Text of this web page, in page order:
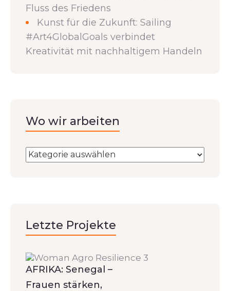
Fluss des Friedens
Kunst für die Zukunft: Sailing
#Art4GlobalGoals verbindet
Kreativität mit nachhaltigem Handeln
Wo wir arbeiten
Letzte Projekte
AFRIKA: Senegal –
Frauen stärken,